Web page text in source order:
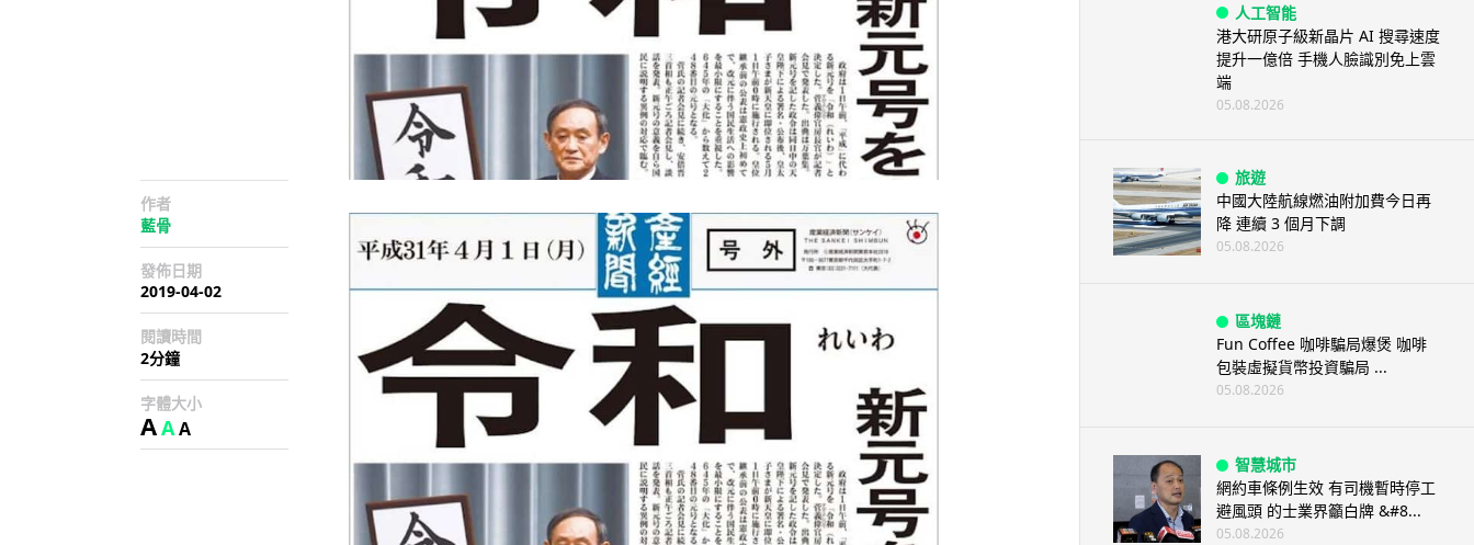
作者
藍骨
發佈日期
2019-04-02
閱讀時間
2分鐘
字體大小
AAA
人工智能
港大研原子級新晶片 AI 搜尋速度
提升一億倍 手機人臉識別免上雲
端
05.08.2026
旅遊
中國大陸航線燃油附加費今日再
降 連續 3 個月下調
05.08.2026
區塊鏈
Fun Coffee 咖啡騙局爆煲 咖啡
包裝虛擬貨幣投資騙局 ...
05.08.2026
智慧城市
網約車條例生效 有司機暫時停工
避風頭 的士業界籲白牌 &#8...
05.08.2026